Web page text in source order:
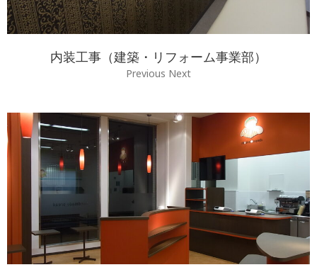
内装工事（建築・リフォーム事業部）
Previous Next